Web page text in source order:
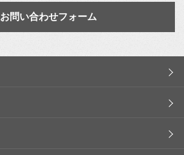
お問い合わせフォーム